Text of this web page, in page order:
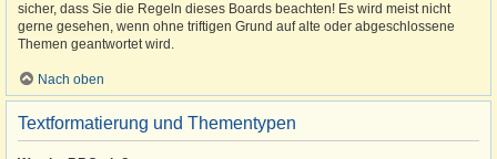
sicher, dass Sie die Regeln dieses Boards beachten! Es wird meist nicht
gerne gesehen, wenn ohne triftigen Grund auf alte oder abgeschlossene
Themen geantwortet wird.
Nach oben
Textformatierung und Thementypen